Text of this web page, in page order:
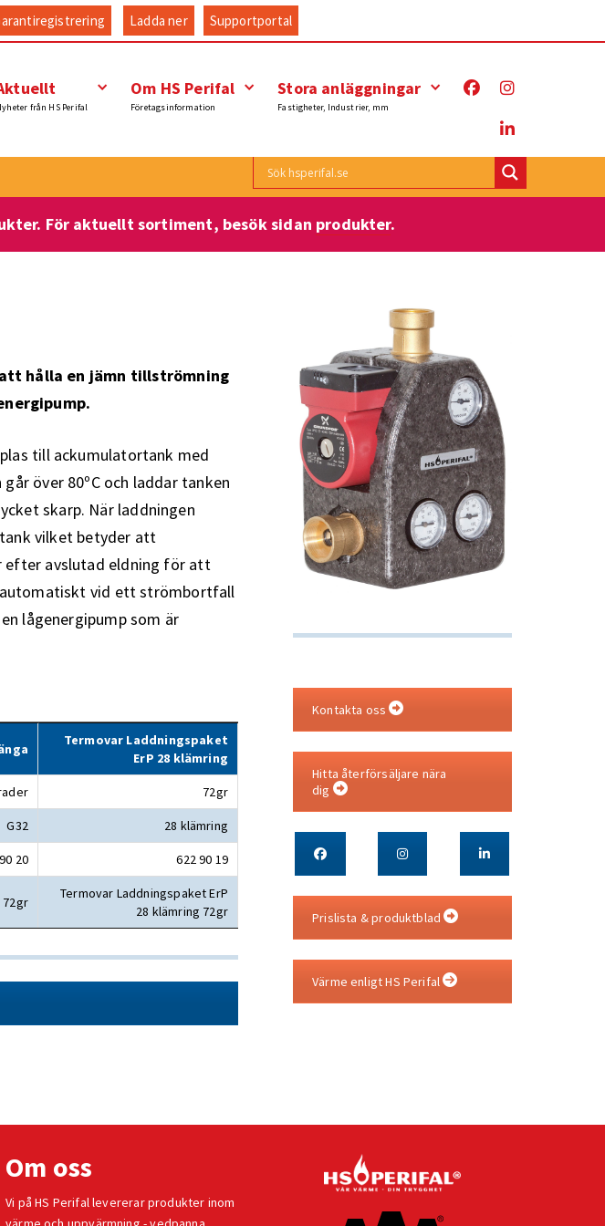
Ladda ner Supportportal
från HS Perifal
Om HS Perifal
Företagsinformation
Stora anläggningar
Fastigheter, Industrier, mm
För aktuellt sortiment, besök sidan produkter.
hålla en jämn tillströmning
till ackumulatortank med
över 80ºC och laddar tanken
skarp. När laddningen
vilket betyder att
efter avslutad eldning för att
automatiskt vid ett strömbortfall
lågenergipump som är
Termovar Laddningspaket
ErP 28 klämring
72gr
G32 28 klämring
20 622 90 19
72gr
Termovar Laddningspaket ErP
28 klämring 72gr
Kontakta oss
Hitta återförsäljare nära
dig
Prislista & produktblad
Värme enligt HS Perifal
Om oss
Vi på HS Perifal levererar produkter inom